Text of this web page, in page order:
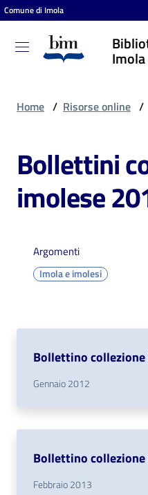
Vai al contenuto
Vai alla navigazione
Vai al footer
Comune di Imola
Imola
Biblioteca
comunale
Entra
Cosa
contenuti
Risorse
Home / Risorse online /
Bollettini
imolese
Argomenti
Imola e imolesi
Bollettino
Gennaio 2012
Bollettino
Febbraio 2013